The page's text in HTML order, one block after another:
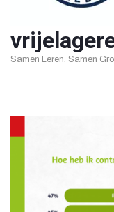
Samen Leren, Samen